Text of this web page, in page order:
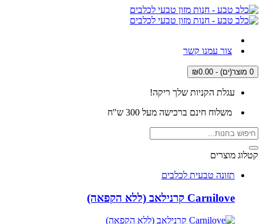
צור עמנו קשר
0 מוצר(ים) - ₪0.00
עגלת הקניות שלך ריקה!
משלוח חינם ברכישה מעל 300 ש"ח
קטלוג מוצרים
תזונה טבעית לכלבים
Carnilove קרנילאב (ללא הקפאה)